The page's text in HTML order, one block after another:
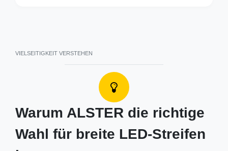
VIELSEITIGKEIT VERSTEHEN
Warum ALSTER die richtige
Wahl für breite LED-Streifen